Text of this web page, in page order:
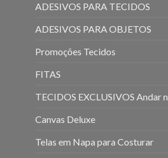
ADESIVOS PARA TECIDOS
ADESIVOS PARA OBJETOS
Promoções Tecidos
FITAS
TECIDOS EXCLUSIVOS Andar
Canvas Deluxe
Telas em Napa para Costurar